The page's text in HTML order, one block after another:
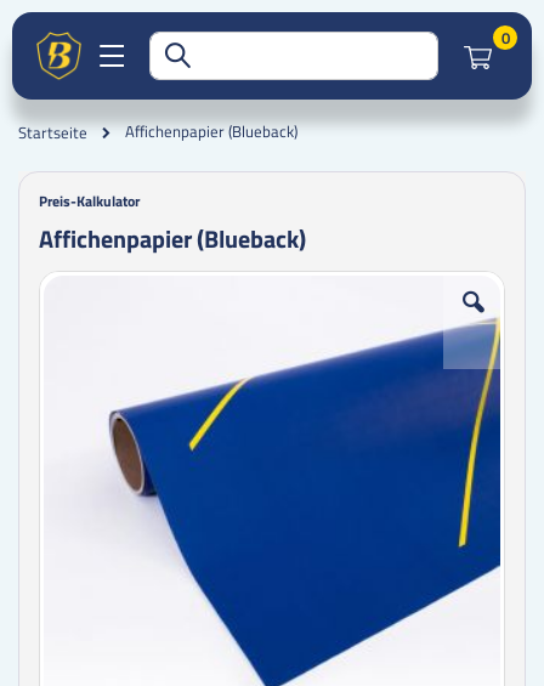
0
Startseite Affichenpapier (Blueback)
Preis-Kalkulator
Affichenpapier (Blueback)
Zum
Zum